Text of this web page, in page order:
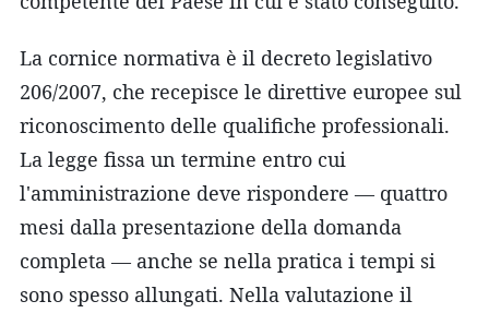
La cornice normativa è il decreto legislativo
206/2007, che recepisce le direttive europee sul
riconoscimento delle qualifiche professionali.
La legge fissa un termine entro cui
l'amministrazione deve rispondere — quattro
mesi dalla presentazione della domanda
completa — anche se nella pratica i tempi si
sono spesso allungati. Nella valutazione il